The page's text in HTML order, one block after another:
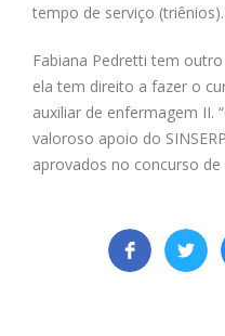
tempo de serviço (triênios).
Fabiana Pedretti tem
ela tem direito a fazer o
auxiliar de enfermagem II.
valoroso apoio do
aprovados no concurso de